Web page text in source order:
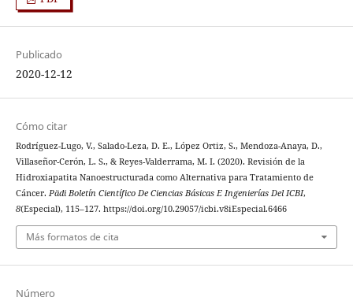
Publicado
2020-12-12
Cómo citar
Rodríguez-Lugo, V., Salado-Leza, D. E., López Ortiz, S., Mendoza-Anaya, D.,
Villaseñor-Cerón, L. S., & Reyes-Valderrama, M. I. (2020). Revisión de la
Hidroxiapatita Nanoestructurada como Alternativa para Tratamiento de
Cáncer. Pädi Boletín Científico De Ciencias Básicas E Ingenierías Del ICBI,
8(Especial), 115–127. https://doi.org/10.29057/icbi.v8iEspecial.6466
Más formatos de cita
Número